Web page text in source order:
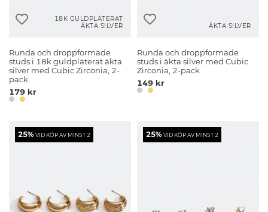
18K GULDPLÄTERAT
ÄKTA SILVER
Runda och droppformade
studs i 18k guldpläterat äkta
silver med Cubic Zirconia, 2-
pack
179 kr
ÄKTA SILVER
Runda och droppformade
studs i äkta silver med Cubic
Zirconia, 2-pack
149 kr
25%VID KÖP AV MINST 2 25%VID KÖP AV MINST 2